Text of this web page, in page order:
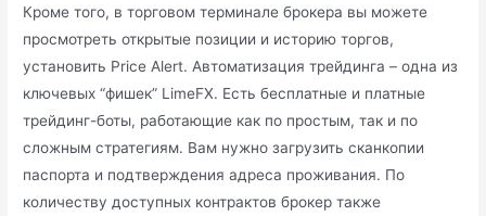
Кроме того, в торговом терминале брокера вы можете
просмотреть открытые позиции и историю торгов,
установить Price Alert. Автоматизация трейдинга – одна из
ключевых “фишек” LimeFX. Есть бесплатные и платные
трейдинг-боты, работающие как по простым, так и по
сложным стратегиям. Вам нужно загрузить сканкопии
паспорта и подтверждения адреса проживания. По
количеству доступных контрактов брокер также